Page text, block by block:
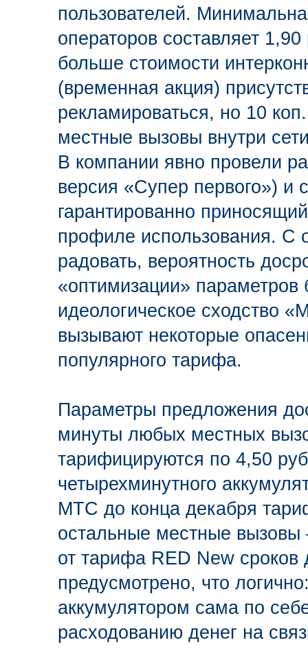
пользователей.
операторов составляет
больше стоимости
(временная акция)
рекламироваться, но 10
местные вызовы внутри
В компании явно провели
версия «Супер первого») и
гарантированно
профиле использования. С
радовать, вероятность
«оптимизации»
идеологическое сходство
вызывают некоторые
популярного тарифа.
Параметры предложения
минуты любых местных
тарифицируются по 4,50
четырехминутного
МТС до конца декабря
остальные местные вызовы
от тарифа RED New
предусмотрено, что
аккумулятором сама по
расходованию денег на